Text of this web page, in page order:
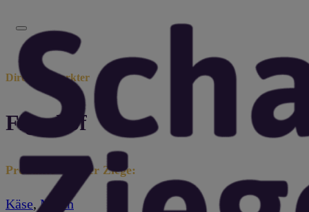
Direktvermarkter
Figerhof
Produkte von der Ziege:
Käse,Milch